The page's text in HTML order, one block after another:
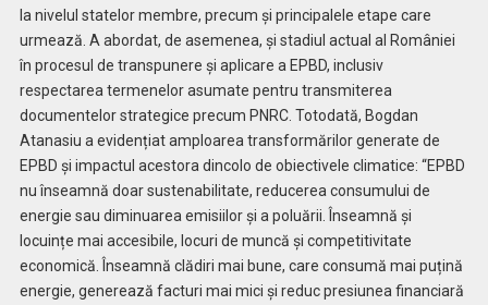
la nivelul statelor membre, precum și principalele etape care
urmează. A abordat, de asemenea, și stadiul actual al României
în procesul de transpunere și aplicare a EPBD, inclusiv
respectarea termenelor asumate pentru transmiterea
documentelor strategice precum PNRC. Totodată, Bogdan
Atanasiu a evidențiat amploarea transformărilor generate de
EPBD și impactul acestora dincolo de obiectivele climatice: “EPBD
nu înseamnă doar sustenabilitate, reducerea consumului de
energie sau diminuarea emisiilor și a poluării. Înseamnă și
locuințe mai accesibile, locuri de muncă și competitivitate
economică. Înseamnă clădiri mai bune, care consumă mai puțină
energie, generează facturi mai mici și reduc presiunea financiară